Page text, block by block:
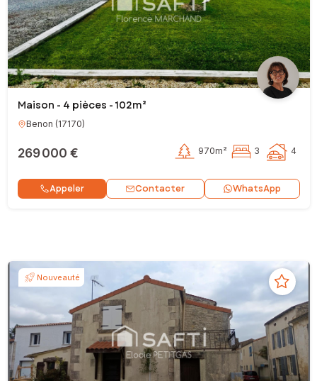
Maison - 4 pièces - 102m²
Benon (17170)
269 000 € 970m² 3 4
Appeler Contacter WhatsApp
Nouveauté